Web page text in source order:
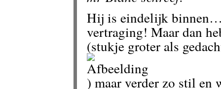
Hij is eindelijk
vertraging! Maar dan
(stukje groter als
) maar verder zo stil en